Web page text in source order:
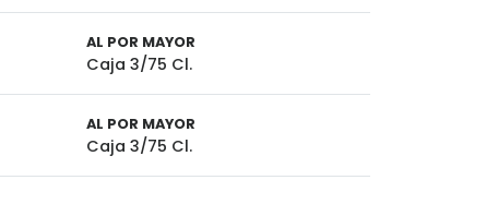
AL POR MAYOR
Caja 3/75 Cl.
AL POR MAYOR
Caja 3/75 Cl.